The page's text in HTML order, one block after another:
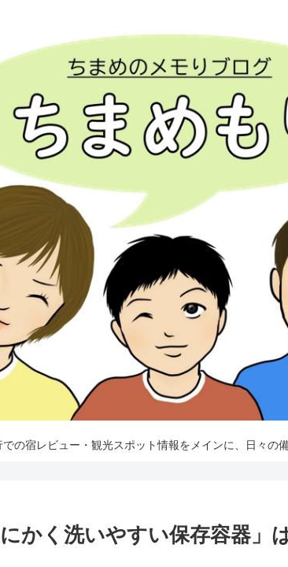
の宿レビュー・観光スポット情報をメインに、日々の
かく洗いやすい保存容器」